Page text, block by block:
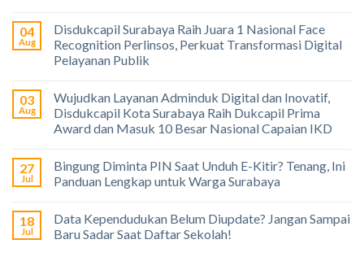
04
Aug
Disdukcapil Surabaya Raih Juara 1 Nasional Face
Recognition Perlinsos, Perkuat Transformasi Digital
Pelayanan Publik
03
Aug
Wujudkan Layanan Adminduk Digital dan Inovatif,
Disdukcapil Kota Surabaya Raih Dukcapil Prima
Award dan Masuk 10 Besar Nasional Capaian IKD
27
Jul
Bingung Diminta PIN Saat Unduh E-Kitir? Tenang, Ini
Panduan Lengkap untuk Warga Surabaya
18
Jul
Data Kependudukan Belum Diupdate? Jangan Sampai
Baru Sadar Saat Daftar Sekolah!